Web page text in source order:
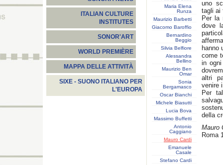
ITALIAN CULTURE
INSTITUTES
SONOR'ART
WORLD PREMIÈRE
MAPPA DELLE ATTIVITÀ
SIXE - SUONO ITALIANO PER
L'EUROPA
Maria Elena
Runza
Maurizio Barbetti
Giacomo Baroffio
Bernardino
Beggio
Silvia Belfiore
Alessandra
Bellino
Maurizio Ben
Omar
Sonia
Bergamasco
Oscar Bianchi
Michele Biasutti
Lucia Bova
Massimo Buffetti
Antonio
Caggiano
Mauro Cardi
Emanuele
Casale
Stefano Cardi
uno
tagli ai
Per la
dove
hanno
come
in
altri
venire
Per
della
Mauro
Roma